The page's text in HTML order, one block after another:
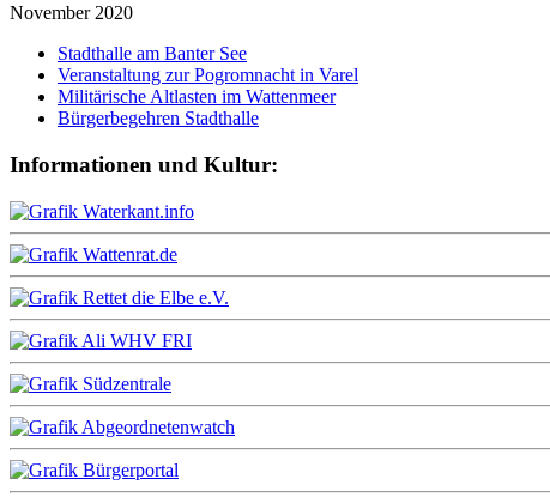
November 2020
Stadthalle am Banter See
Veranstaltung zur Pogromnacht in Varel
Militärische Altlasten im Wattenmeer
Bürgerbegehren Stadthalle
Informationen und Kultur: